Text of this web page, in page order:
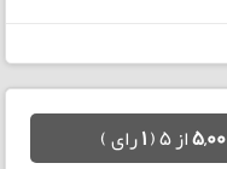
5,00از 5 ( 1رای )